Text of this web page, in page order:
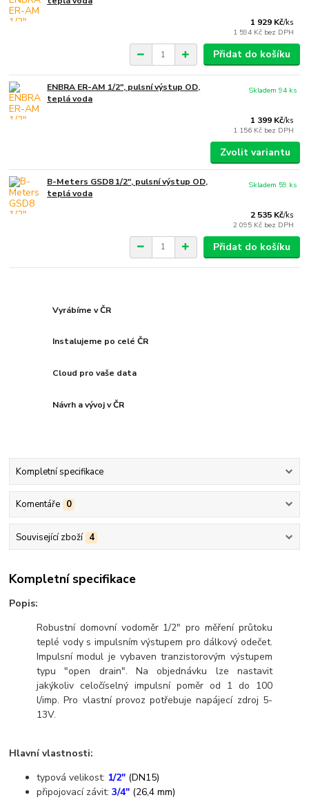
1 929 Kč/ks
1 594 Kč bez DPH
Přidat do košíku
ENBRA ER-AM 1/2", pulsní výstup OD,
teplá voda
1 399 Kč/ks
1 156 Kč bez DPH
Skladem 94 ks
Zvolit variantu
B-Meters GSD8 1/2", pulsní výstup OD,
teplá voda
2 535 Kč/ks
2 095 Kč bez DPH
Skladem 59 ks
Přidat do košíku
Vyrábíme v ČR
Instalujeme po celé ČR
Cloud pro vaše data
Návrh a vývoj v ČR
Kompletní specifikace
Komentáře 0
Související zboží 4
Kompletní specifikace
Popis:
Robustní domovní vodoměr 1/2" pro měření průtoku
teplé vody s impulsním výstupem pro dálkový odečet.
Impulsní modul je vybaven tranzistorovým výstupem
typu "open drain". Na objednávku lze nastavit
jakýkoliv celočíselný impulsní poměr od 1 do 100
l/imp. Pro vlastní provoz potřebuje napájecí zdroj 5-
13V.
Hlavní vlastnosti:
typová velikost: 1/2" (DN15)
připojovací závit:3/4" (26,4 mm)